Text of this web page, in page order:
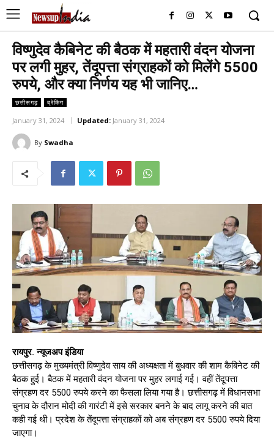
विष्णुदेव कैबिनेट की बैठक में महतारी वंदन योजना
पर लगी मुहर, तेंदूपत्ता संग्राहकों को मिलेंगे 5500
रुपये, और क्या निर्णय यह भी जानिए…
छत्तीसगढ़ ब्रेकिंग
January 31, 2024 Updated: January 31, 2024
By Swadha
रायपुर. न्यूजअप इंडिया
छत्तीसगढ़ के मुख्यमंत्री विष्णुदेव साय की अध्यक्षता में बुधवार की शाम कैबिनेट की
बैठक हुई। बैठक में महतारी वंदन योजना पर मुहर लगाई गई। वहीं तेंदूपत्ता
संग्रहण दर 5500 रुपये करने का फैसला लिया गया है। छत्तीसगढ़ में विधानसभा
चुनाव के दौरान मोदी की गारंटी में इसे सरकार बनने के बाद लागू करने की बात
कही गई थी। ⁠प्रदेश के तेंदूपत्ता संग्राहकों को अब संग्रहण दर 5500 रुपये दिया
जाएगा। ⁠